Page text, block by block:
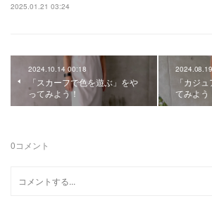
2025.01.21 03:24
2024.10.14 00:18
「スカーフで色を遊ぶ」をや
ってみよう！
「カジ
てみよう
0コメント